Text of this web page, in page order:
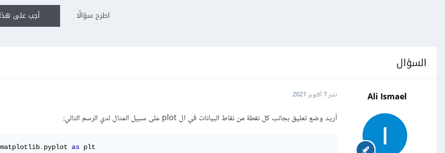
أجب على اطرح سؤالًا
السؤال
Ali Ismael نشر7 أكتوبر 2021
أريد وضع تعليق بجانب كل نقطة من نقاط البيانات في ال plot على سبيل المثال لدي الرسم التالي:
matplotlib. pyplot as plt